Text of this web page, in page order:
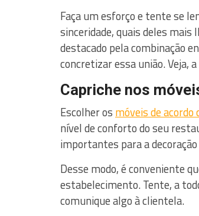
Faça um esforço e tente se
sinceridade, quais deles
destacado pela combinação
concretizar essa união. Veja,
Capriche nos
Escolher os móveis de acordo
nível de conforto do seu
importantes para a
Desse modo, é conveniente
estabelecimento. Tente, a
comunique algo à clientela.